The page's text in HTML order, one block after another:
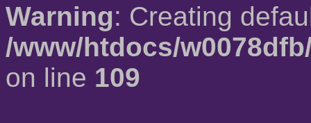
Warning: Creating
/www/htdocs/
on line 109